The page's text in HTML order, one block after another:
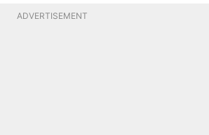
ADVERTISEMENT